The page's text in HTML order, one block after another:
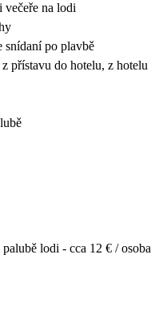
večeře na lodi
snídaní po plavbě
přístavu do hotelu, z hotelu
lodi - cca 12 € / osoba